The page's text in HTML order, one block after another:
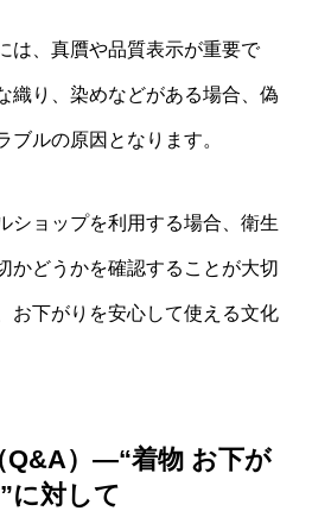
は、真贋や品質表示が重要で
織り、染めなどがある場合、偽
ブルの原因となります。
ショップを利用する場合、衛生
かどうかを確認することが大切
お下がりを安心して使える文化
Q&A）—“着物 お下が
に対して